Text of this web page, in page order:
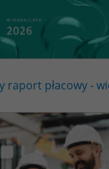
raport płacowy -